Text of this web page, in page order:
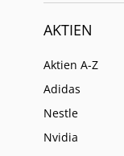
AKTIEN
Aktien A-Z
Adidas
Nestle
Nvidia